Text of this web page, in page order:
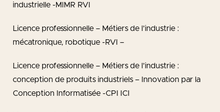
industrielle -MIMR RVI
Licence professionnelle – Métiers de l’industrie :
mécatronique, robotique -RVI –
Licence professionnelle – Métiers de l’industrie :
conception de produits industriels – Innovation par la
Conception Informatisée -CPI ICI